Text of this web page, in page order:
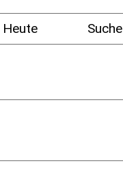
Heute Suche